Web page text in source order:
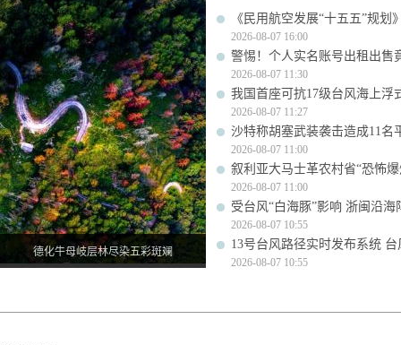
德化牛母岐层林尽染五彩斑斓
《民用航空发展“十五五”规划
2026-08-07 16:00
警惕！个人实名账号出租出售
2026-08-07 11:30
我国首座可抗17级台风海上浮
2026-08-07 11:27
沙特称胡塞武装袭击造成11名
2026-08-07 11:00
叙利亚大马士革农村省“恐怖爆
2026-08-07 11:00
受台风“白海豚”影响 浙闽沿海
2026-08-07 10:55
13号台风路径实时发布系统
2026-08-07 10:55